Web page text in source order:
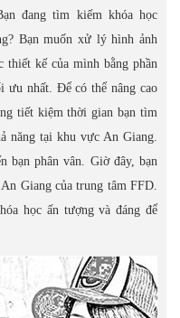
đang tìm kiếm khóa học
Bạn muốn xử lý hình ảnh
thiết kế của mình bằng phần
ưu nhất. Để có thể nâng cao
tiết kiệm thời gian bạn tìm
năng tại khu vực An Giang.
bạn phân vân. Giờ đây, bạn
Giang của trung tâm FFD.
học ấn tượng và đáng để